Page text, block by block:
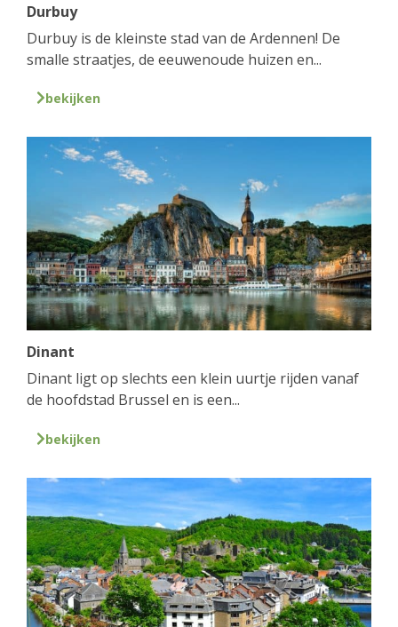
Durbuy
Durbuy is de kleinste stad van de Ardennen! De
smalle straatjes, de eeuwenoude huizen en...
bekijken
Dinant
Dinant ligt op slechts een klein uurtje rijden vanaf
de hoofdstad Brussel en is een...
bekijken